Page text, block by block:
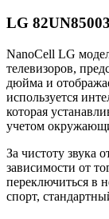
LG 82UN85003
NanoCell LG
телевизоров,
дюйма и
используется
которая
учетом
За чистоту звука
зависимости от
переключиться в
спорт,